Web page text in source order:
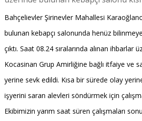
Bahçelievler Şirinevler Mahallesi
bulunan kebapçı salonunda henüz
çıktı. Saat 08.24 sıralarında alınan ihbarlar
Kocasinan Grup Amirliğine bağlı itfaiye ve
yerine sevk edildi. Kısa bir sürede olay
işyerini saran alevleri söndürmek için
Ekibimizin yarım saat süren çalışmaları